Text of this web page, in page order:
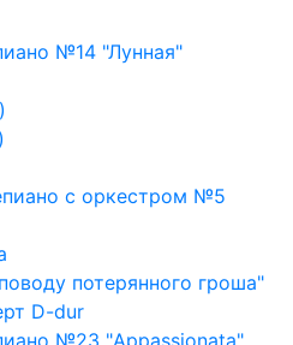
№14 "Лунная"
с оркестром №5
потерянного гроша"
D-dur
№23 "Appassionata"